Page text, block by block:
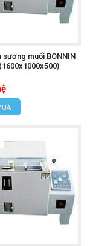
sương muối BONNIN